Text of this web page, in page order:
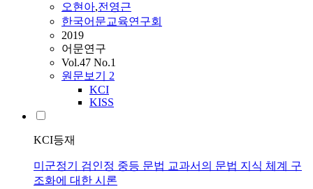
오현아,전영근
한국어문교육연구회
2019
어문연구
Vol.47 No.1
원문보기 2
KCI
KISS
KCI등재
미군정기 검인정 중등 문법 교과서의 문법 지식 체계 구
조화에 대한 시론